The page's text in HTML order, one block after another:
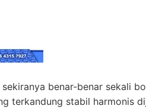
benar-benar sekali
terkandung stabil harmonis